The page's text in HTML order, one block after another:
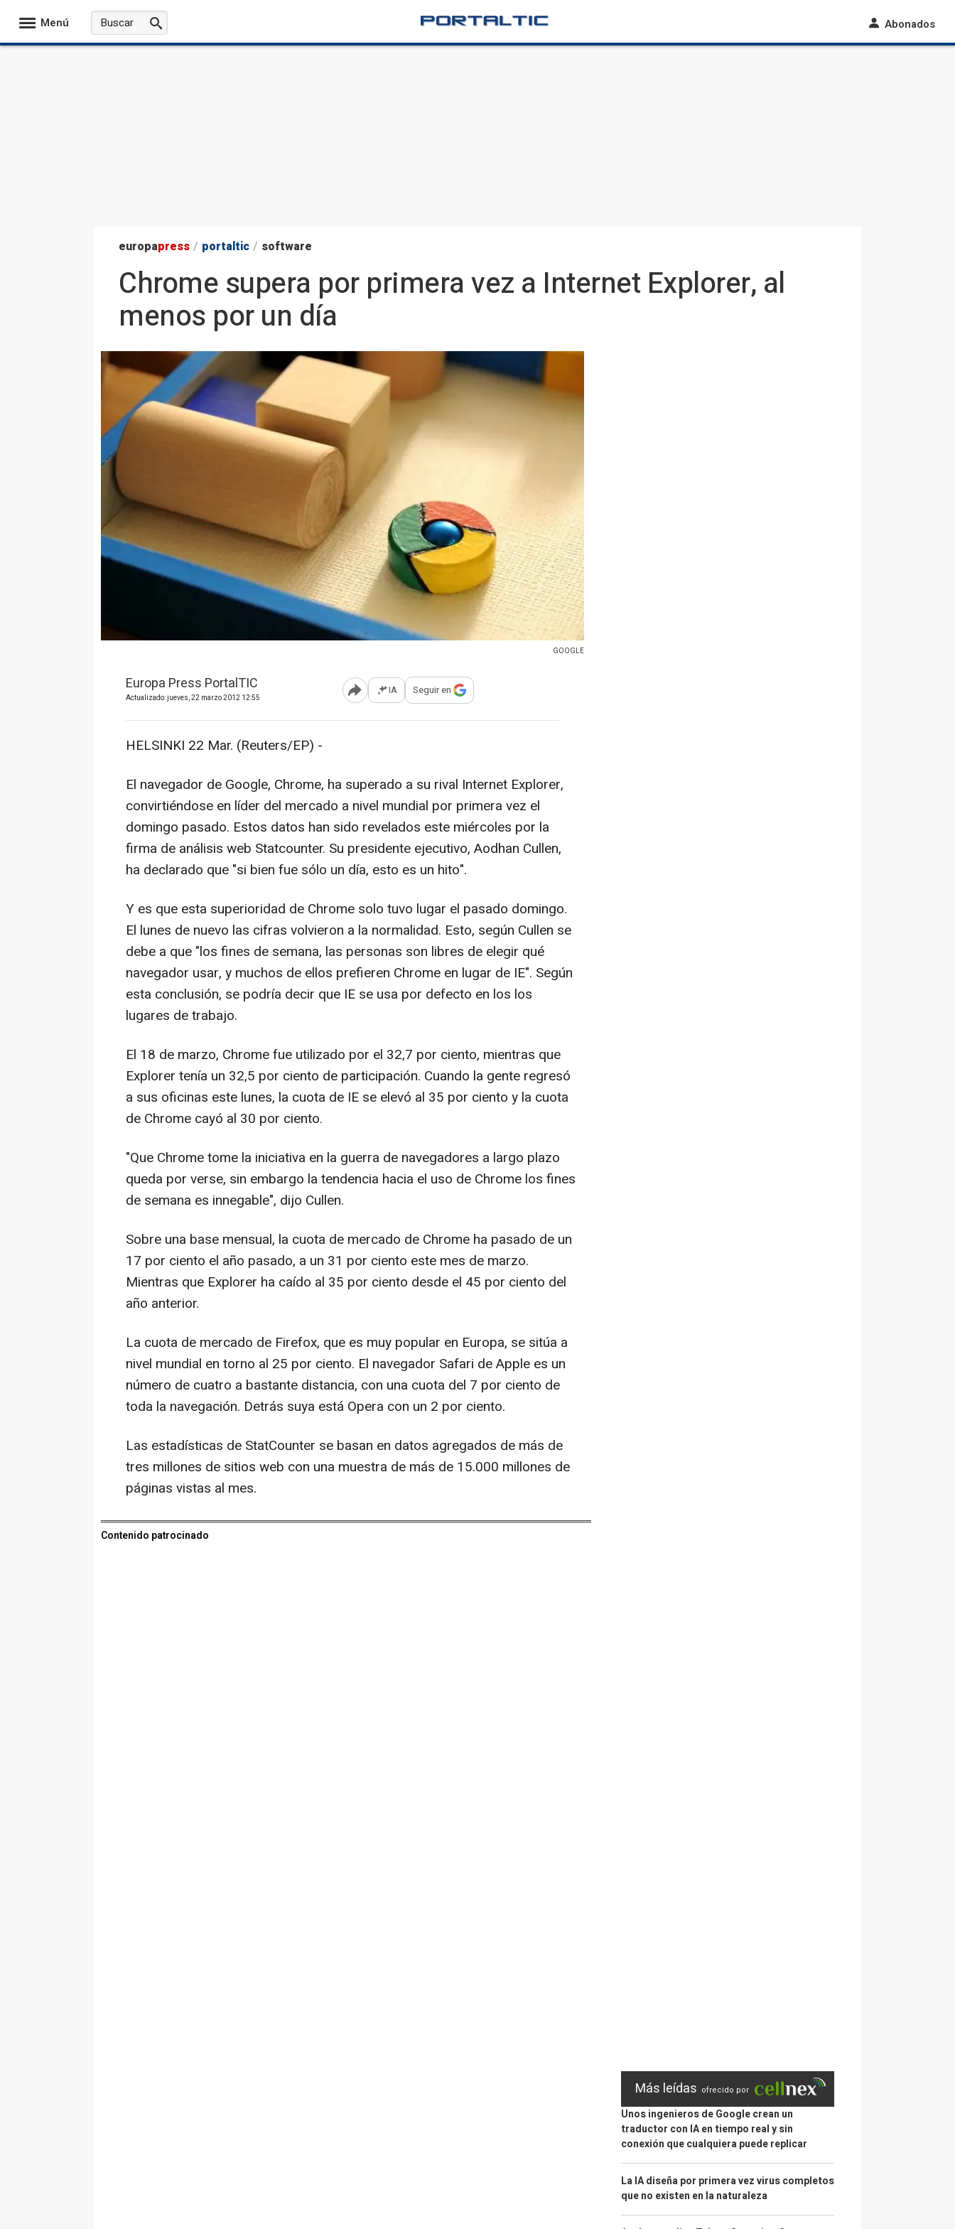
Menú Abonados
europapress / portaltic / software
Chrome supera por primera vez a Internet Explorer, al
menos por un día
GOOGLE
Europa Press PortalTIC
Actualizado: jueves, 22 marzo 2012 12:55 Abrir opciones para compartir
IA Seguir en
HELSINKI 22 Mar. (Reuters/EP) -
El navegador de Google, Chrome, ha superado a su rival Internet Explorer,
convirtiéndose en líder del mercado a nivel mundial por primera vez el
domingo pasado. Estos datos han sido revelados este miércoles por la
firma de análisis web Statcounter. Su presidente ejecutivo, Aodhan Cullen,
ha declarado que "si bien fue sólo un día, esto es un hito".
Y es que esta superioridad de Chrome solo tuvo lugar el pasado domingo.
El lunes de nuevo las cifras volvieron a la normalidad. Esto, según Cullen se
debe a que "los fines de semana, las personas son libres de elegir qué
navegador usar, y muchos de ellos prefieren Chrome en lugar de IE". Según
esta conclusión, se podría decir que IE se usa por defecto en los los
lugares de trabajo.
El 18 de marzo, Chrome fue utilizado por el 32,7 por ciento, mientras que
Explorer tenía un 32,5 por ciento de participación. Cuando la gente regresó
a sus oficinas este lunes, la cuota de IE se elevó al 35 por ciento y la cuota
de Chrome cayó al 30 por ciento.
"Que Chrome tome la iniciativa en la guerra de navegadores a largo plazo
queda por verse, sin embargo la tendencia hacia el uso de Chrome los fines
de semana es innegable", dijo Cullen.
Sobre una base mensual, la cuota de mercado de Chrome ha pasado de un
17 por ciento el año pasado, a un 31 por ciento este mes de marzo.
Mientras que Explorer ha caído al 35 por ciento desde el 45 por ciento del
año anterior.
La cuota de mercado de Firefox, que es muy popular en Europa, se sitúa a
nivel mundial en torno al 25 por ciento. El navegador Safari de Apple es un
número de cuatro a bastante distancia, con una cuota del 7 por ciento de
toda la navegación. Detrás suya está Opera con un 2 por ciento.
Las estadísticas de StatCounter se basan en datos agregados de más de
tres millones de sitios web con una muestra de más de 15.000 millones de
páginas vistas al mes.
Contenido patrocinado
Más leídas ofrecido por
Unos ingenieros de Google crean un
traductor con IA en tiempo real y sin
conexión que cualquiera puede replicar
La IA diseña por primera vez virus completos
que no existen en la naturaleza